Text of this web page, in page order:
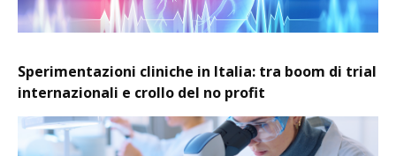
Sperimentazioni cliniche in Italia: tra boom di trial
internazionali e crollo del no profit